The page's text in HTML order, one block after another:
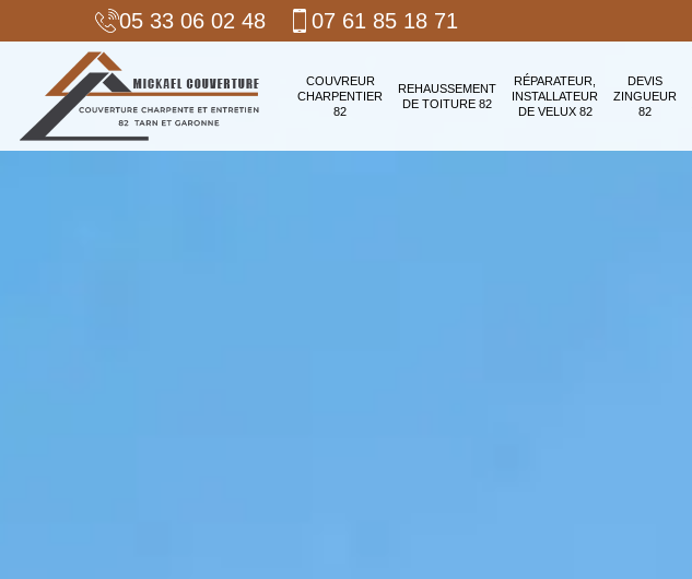
05 33 06 02 48 07 61 85 18 71
COUVREUR
CHARPENTIER
82
REHAUSSEMENT
DE TOITURE 82
RÉPARATEUR,
INSTALLATEUR
DE VELUX 82
DEVIS
ZINGUEUR
82